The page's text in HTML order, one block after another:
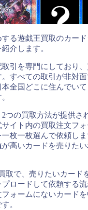
る遊戯王買取のカー
介します。
引を専門にしており
すべての取引が非対面
全国どこに住んでい
つの買取方法が提供さ
イト内の買取注文フ
枚一枚選んで依頼しま
高いカードを売りた
取で、売りたいカード
ロードして依頼する流
ォームにないカード
。